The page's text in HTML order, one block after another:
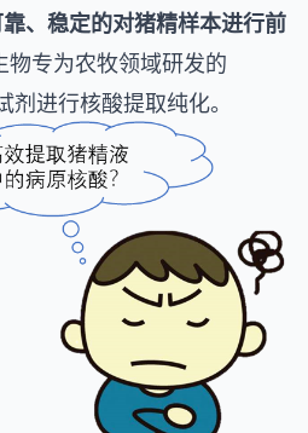
、稳定的对猪精样本进行前
物专为农牧领域研发的
进行核酸提取纯化。